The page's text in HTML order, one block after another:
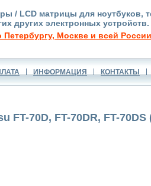
/ LCD матрицы для ноутбуков,
других электронных устройств.
Петербургу, Москве и всей
ИНФОРМАЦИЯ КОНТАКТЫ
FT-70D, FT-70DR, FT-70DS